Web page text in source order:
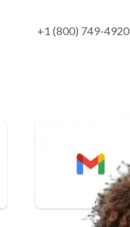
+1 (800) 749-4920